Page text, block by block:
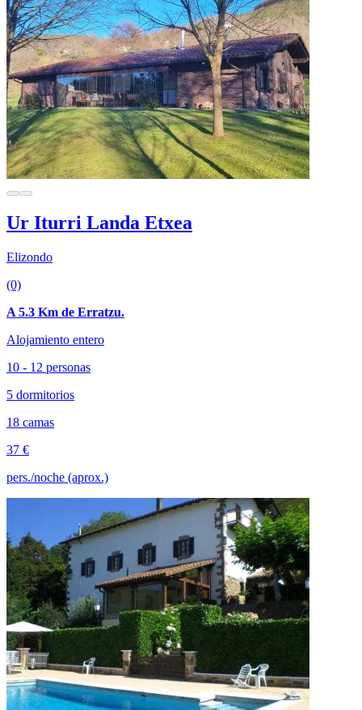
Ur Iturri Landa Etxea
Elizondo
(0)
A 5.3 Km de Erratzu.
Alojamiento entero
10 - 12 personas
5 dormitorios
18 camas
37 €
pers./noche (aprox.)